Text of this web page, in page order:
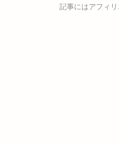
記事にはアフィ